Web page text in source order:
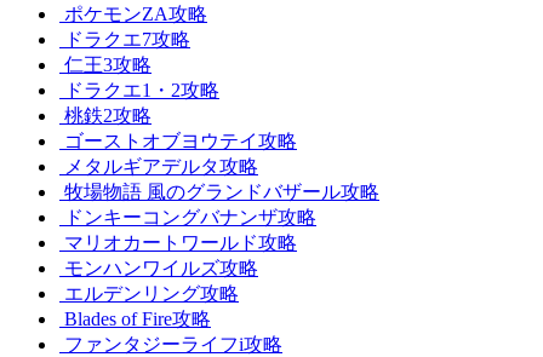
ポケモンZA攻略
ドラクエ7攻略
仁王3攻略
ドラクエ1・2攻略
桃鉄2攻略
ゴーストオブヨウテイ攻略
メタルギアデルタ攻略
牧場物語 風のグランドバザール攻略
ドンキーコングバナンザ攻略
マリオカートワールド攻略
モンハンワイルズ攻略
エルデンリング攻略
Blades of Fire攻略
ファンタジーライフi攻略